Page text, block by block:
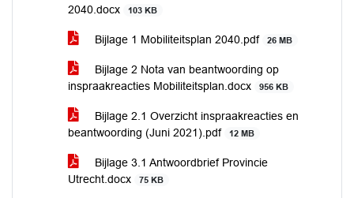
2040.docx
103 KB
Bijlage 1 Mobiliteitsplan 2040.pdf 26 MB
Bijlage 2 Nota van beantwoording op
inspraakreacties Mobiliteitsplan.docx
956 KB
Bijlage 2.1 Overzicht inspraakreacties en
beantwoording (Juni 2021).pdf
12 MB
Bijlage 3.1 Antwoordbrief Provincie
Utrecht.docx
75 KB